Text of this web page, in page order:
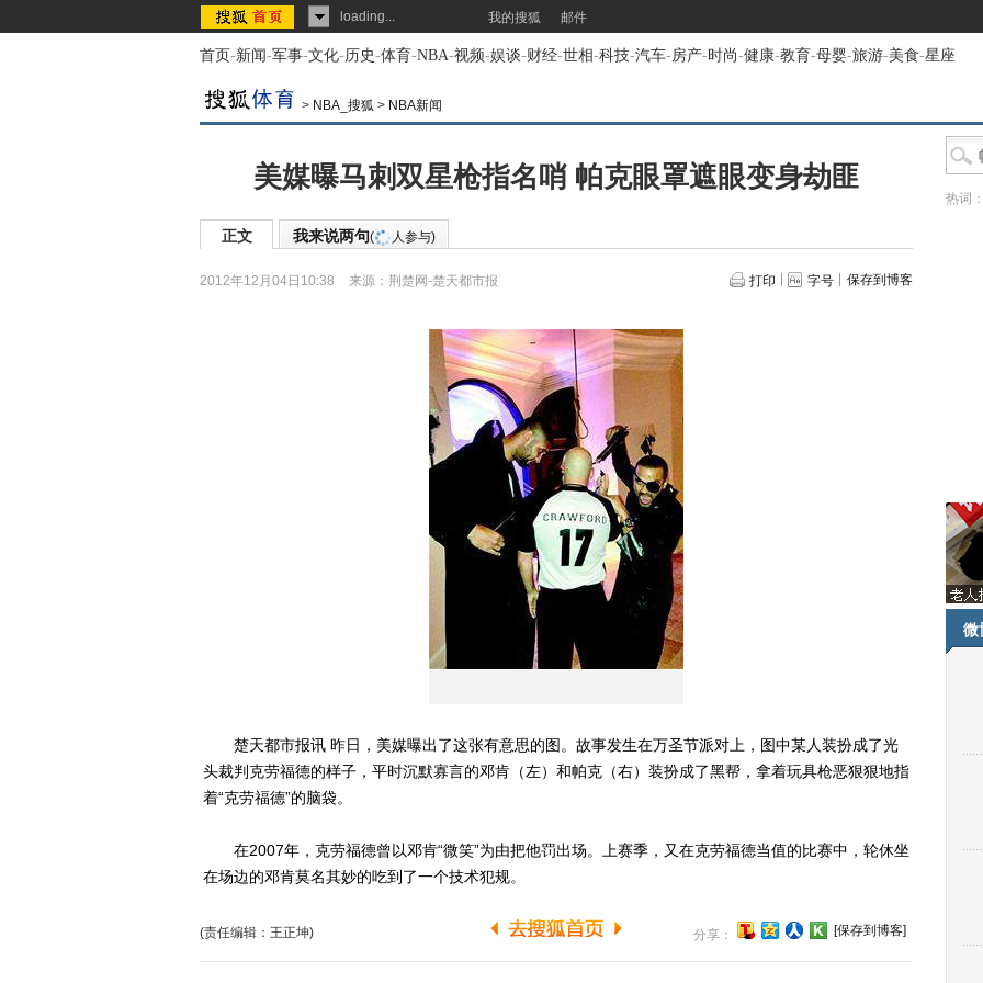
loading... 我的搜狐 邮件
首页-新闻-军事-文化-历史-体育-NBA-视频-娱谈-财经-世相-科技-汽车-房产-时尚-健康-教育-母婴-旅游-美食-星座
> NBA_搜狐 > NBA新闻
美媒曝马刺双星枪指名哨 帕克眼罩遮眼变身劫匪
正文 我来说两句( 人参与)
2012年12月04日10:38 来源： 荆楚网-楚天都市报 打印 字号 保存到博客
楚天都市报讯 昨日，美媒曝出了这张有意思的图。故事发生在万圣节派对上，图中某人装扮成了光
头裁判克劳福德的样子，平时沉默寡言的邓肯（左）和帕克（右）装扮成了黑帮，拿着玩具枪恶狠狠地指
着“克劳福德”的脑袋。
在2007年，克劳福德曾以邓肯“微笑”为由把他罚出场。上赛季，又在克劳福德当值的比赛中，轮休坐
在场边的邓肯莫名其妙的吃到了一个技术犯规。
(责任编辑：王正坤) 分享： [保存到博客]
热词
微